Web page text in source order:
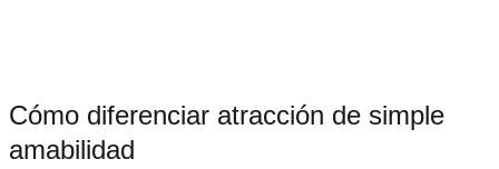
Cómo diferenciar atracción de simple
amabilidad